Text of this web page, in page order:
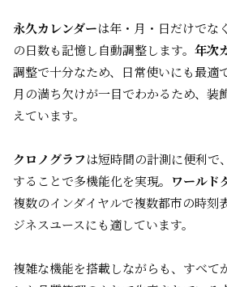
永久カレンダーは年・月・日だけでな
の日数も記憶し自動調整します。 年次
調整で十分なため、日常使いにも最適で
月の満ち欠けが一目でわかるため、装
えています。
クロノグラフは短時間の計測に便利で
することで多機能化を実現。 ワールド
複数のインダイヤルで複数都市の時刻
ジネスユースにも適しています。
複雑な機能を搭載しながらも、すべて